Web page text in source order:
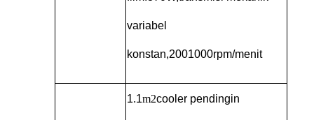
variabel
konstan,2001000rpm/menit
1.1m2cooler pendingin